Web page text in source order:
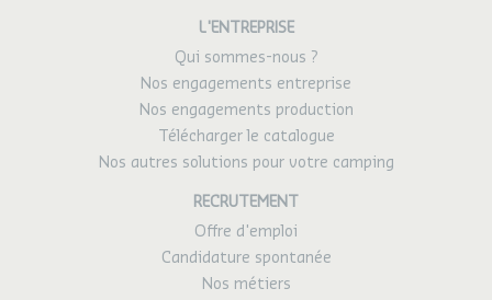
L'ENTREPRISE
Qui sommes-nous ?
Nos engagements entreprise
Nos engagements production
Télécharger le catalogue
Nos autres solutions pour votre camping
RECRUTEMENT
Offre d'emploi
Candidature spontanée
Nos métiers